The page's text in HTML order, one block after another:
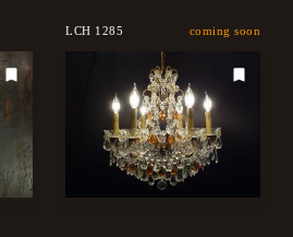
LCH 1285 coming soon